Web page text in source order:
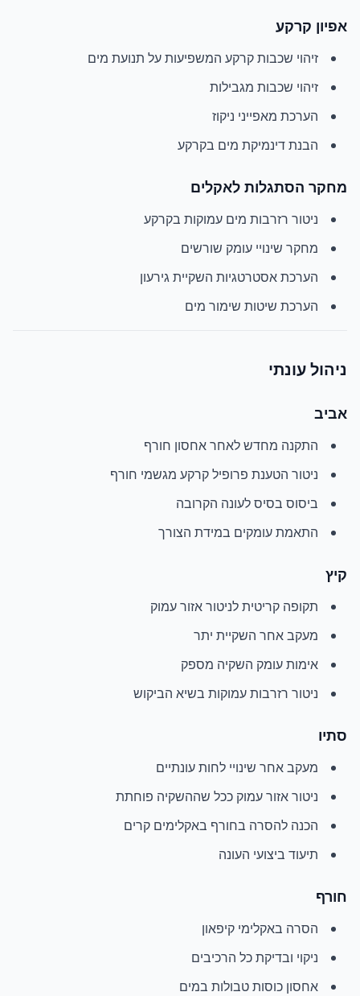
אפיון קרקע
זיהוי שכבות קרקע המשפיעות על תנועת מים
זיהוי שכבות מגבילות
הערכת מאפייני ניקוז
הבנת דינמיקת מים בקרקע
מחקר הסתגלות לאקלים
ניטור רזרבות מים עמוקות בקרקע
מחקר שינויי עומק שורשים
הערכת אסטרטגיות השקיית גירעון
הערכת שיטות שימור מים
ניהול עונתי
אביב
התקנה מחדש לאחר אחסון חורף
ניטור הטענת פרופיל קרקע מגשמי חורף
ביסוס בסיס לעונה הקרובה
התאמת עומקים במידת הצורך
קיץ
תקופה קריטית לניטור אזור עמוק
מעקב אחר השקיית יתר
אימות עומק השקיה מספק
ניטור רזרבות עמוקות בשיא הביקוש
סתיו
מעקב אחר שינויי לחות עונתיים
ניטור אזור עמוק ככל שההשקיה פוחתת
הכנה להסרה בחורף באקלימים קרים
תיעוד ביצועי העונה
חורף
הסרה באקלימי קיפאון
ניקוי ובדיקת כל הרכיבים
אחסון כוסות טבולות במים